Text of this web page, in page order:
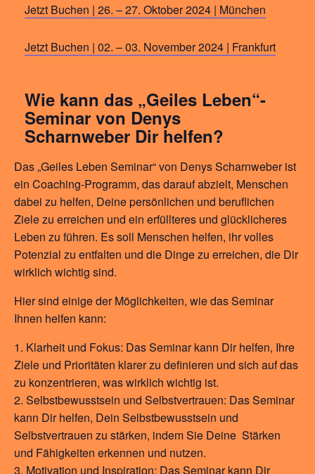
Jetzt Buchen | 26. – 27. Oktober 2024 | München
Jetzt Buchen | 02. – 03. November 2024 | Frankfurt
Wie kann das „Geiles Leben“-
Seminar von Denys
Scharnweber Dir helfen?
Das „Geiles Leben Seminar“ von Denys Scharnweber ist
ein Coaching-Programm, das darauf abzielt, Menschen
dabei zu helfen, Deine persönlichen und beruflichen
Ziele zu erreichen und ein erfüllteres und glücklicheres
Leben zu führen. Es soll Menschen helfen, ihr volles
Potenzial zu entfalten und die Dinge zu erreichen, die Dir
wirklich wichtig sind.
Hier sind einige der Möglichkeiten, wie das Seminar
Ihnen helfen kann:
Klarheit und Fokus: Das Seminar kann Dir helfen, Ihre
Ziele und Prioritäten klarer zu definieren und sich auf das
zu konzentrieren, was wirklich wichtig ist.
Selbstbewusstsein und Selbstvertrauen: Das Seminar
kann Dir helfen, Dein Selbstbewusstsein und
Selbstvertrauen zu stärken, indem Sie Deine Stärken
und Fähigkeiten erkennen und nutzen.
Motivation und Inspiration: Das Seminar kann Dir